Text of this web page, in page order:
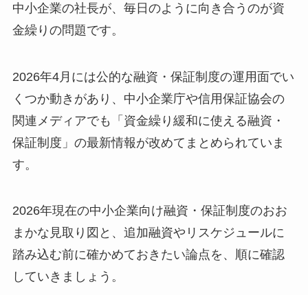
中小企業の社長が、毎日のように向き合うのが資
金繰りの問題です。
2026年4月には公的な融資・保証制度の運用面でい
くつか動きがあり、中小企業庁や信用保証協会の
関連メディアでも「資金繰り緩和に使える融資・
保証制度」の最新情報が改めてまとめられていま
す。
2026年現在の中小企業向け融資・保証制度のおお
まかな見取り図と、追加融資やリスケジュールに
踏み込む前に確かめておきたい論点を、順に確認
していきましょう。